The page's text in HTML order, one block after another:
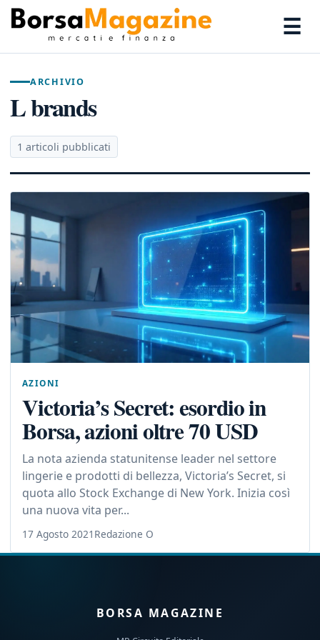
☰
ARCHIVIO
L brands
1 articoli pubblicati
AZIONI
Victoria’s Secret: esordio in
Borsa, azioni oltre 70 USD
La nota azienda statunitense leader nel settore
lingerie e prodotti di bellezza, Victoria’s Secret, si
quota allo Stock Exchange di New York. Inizia così
una nuova vita per...
17 Agosto 2021 Redazione O
BORSA MAGAZINE